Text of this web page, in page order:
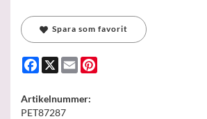
Spara som favorit
Facebook
X Email
Artikelnummer:
PET87287